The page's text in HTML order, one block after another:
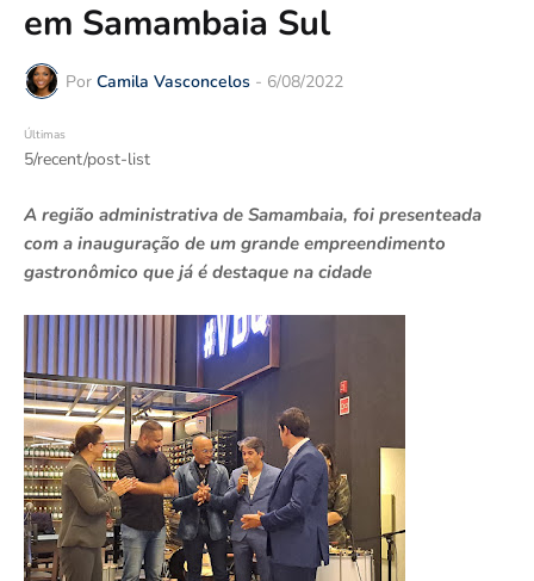
em Samambaia Sul
Por Camila Vasconcelos - 6/08/2022
Últimas
5/recent/post-list
A região administrativa de Samambaia, foi presenteada
com a inauguração de um grande empreendimento
gastronômico que já é destaque na cidade